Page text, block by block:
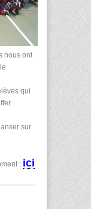
nous ont
qui
sur
: ici